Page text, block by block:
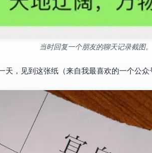
当时回复一个朋友的聊天记录截图。
，见到这张纸（来自我最喜欢的一个公众